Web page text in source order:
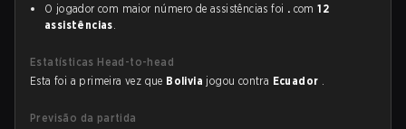
O jogador com maior número de assistências foi . com12
assistências.
Estatísticas Head-to-head
Esta foi a primeira vez que Bolivia jogou contra Ecuador .
Previsão da partida